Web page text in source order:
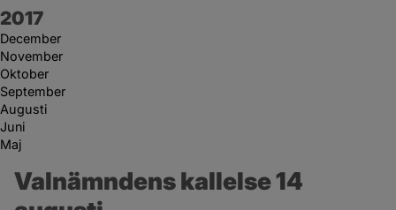
År:
2017
December
November
Oktober
September
Augusti
Juni
Maj
Valnämndens kallelse 14